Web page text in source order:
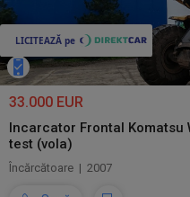
33.000 EUR
Incarcator Frontal
test (vola)
Încărcătoare | 2007